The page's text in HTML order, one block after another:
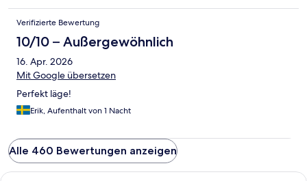
Verifizierte Bewertung
10/10 – Außergewöhnlich
16. Apr. 2026
Mit Google übersetzen
Perfekt läge!
Erik, Aufenthalt von 1 Nacht
Alle 460 Bewertungen anzeigen